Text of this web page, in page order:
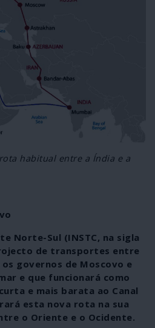
habitual entre a Índia e a
Norte-Sul (INSTC, na sigla
de transportes entre
governos de Moscovo e
e que funcionará como
e mais barata ao Canal
esta nova rota na sua
o Oriente e o Ocidente.